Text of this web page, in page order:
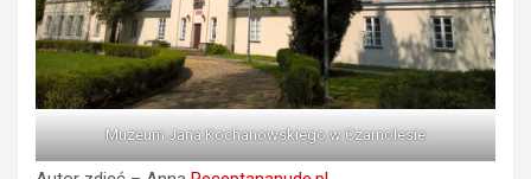
Muzeum Jana Kochanowskiego w Czarnolesie